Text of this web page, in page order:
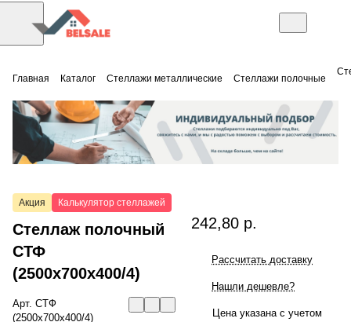
Главная Каталог Стеллажи металлические Стеллажи полочные
Акция Калькулятор стеллажей
Стеллаж полочный
СТФ
(2500x700x400/4)
Арт. СТФ
(2500x700x400/4)
242,80 р.
Рассчитать доставку
Нашли дешевле?
Цена указана с учетом